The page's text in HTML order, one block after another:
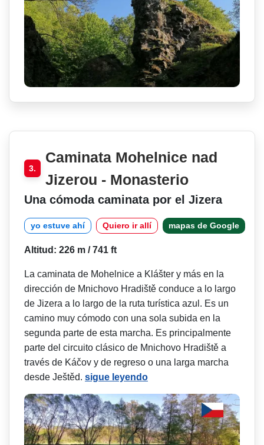
3.
Caminata Mohelnice nad
Jizerou - Monasterio
Una cómoda caminata por el Jizera
yo estuve ahí Quiero ir allí mapas de Google
Altitud: 226 m / 741 ft
La caminata de Mohelnice a Klášter y más en la
dirección de Mnichovo Hradiště conduce a lo largo
de Jizera a lo largo de la ruta turística azul. Es un
camino muy cómodo con una sola subida en la
segunda parte de esta marcha. Es principalmente
parte del circuito clásico de Mnichovo Hradiště a
través de Káčov y de regreso o una larga marcha
desde Ještěd. sigue leyendo